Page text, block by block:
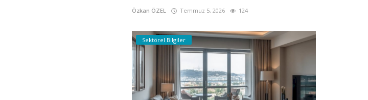
Özkan ÖZEL Temmuz 5, 2026 124
Sektörel Bilgiler